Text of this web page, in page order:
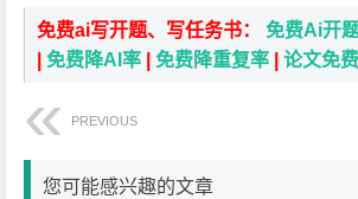
免费ai写开题、写任务书：免费Ai开
|免费降AI率 |免费降重复率 |论文免
PREVIOUS
您可能感兴趣的文章